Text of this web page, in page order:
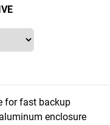
for fast backup
enclosure